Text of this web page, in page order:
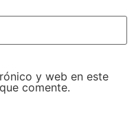
y web en este
comente.